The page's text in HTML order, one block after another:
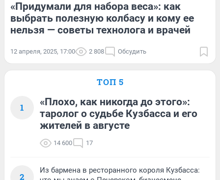
«Придумали для набора веса»: как
выбрать полезную колбасу и кому ее
нельзя — советы технолога и врачей
12 апреля, 2025, 17:00 2 808 Обсудить
ТОП 5
1
«Плохо, как никогда до этого»:
таролог о судьбе Кузбасса и его
жителей в августе
14 600 17
2
Из бармена в ресторанного короля Кузбасса: